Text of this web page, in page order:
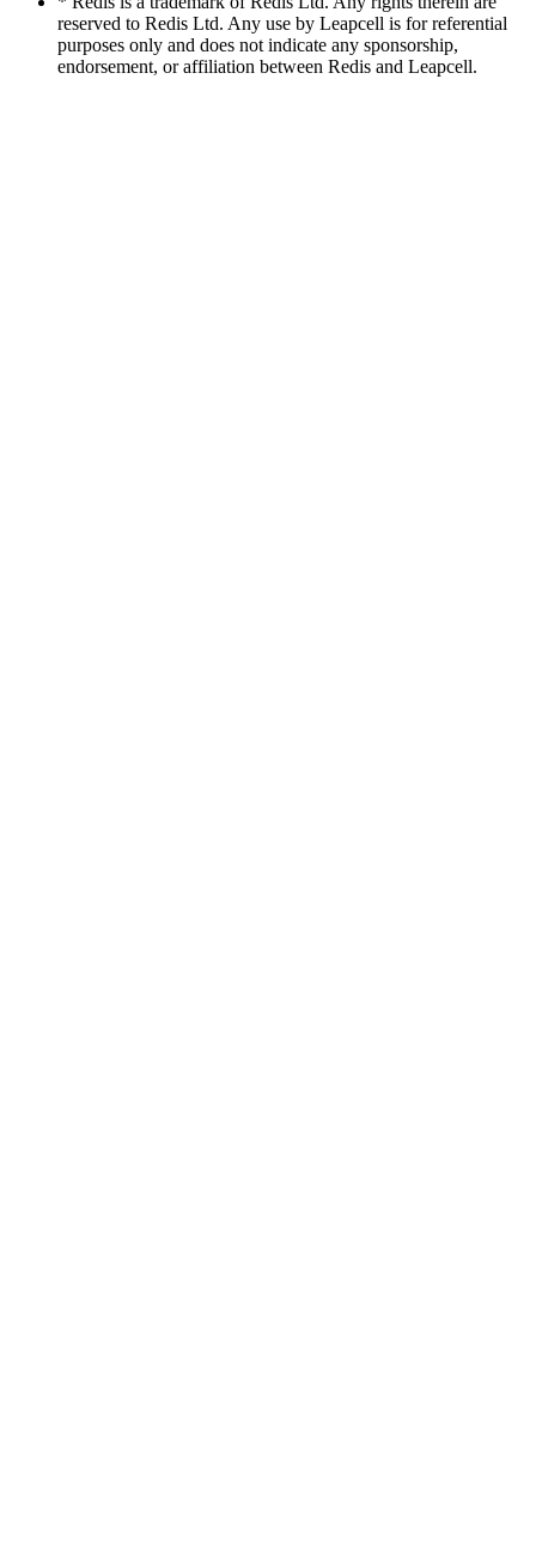
reserved to Redis Ltd. Any use by Leapcell is for referential
purposes only and does not indicate any sponsorship,
endorsement, or affiliation between Redis and Leapcell.